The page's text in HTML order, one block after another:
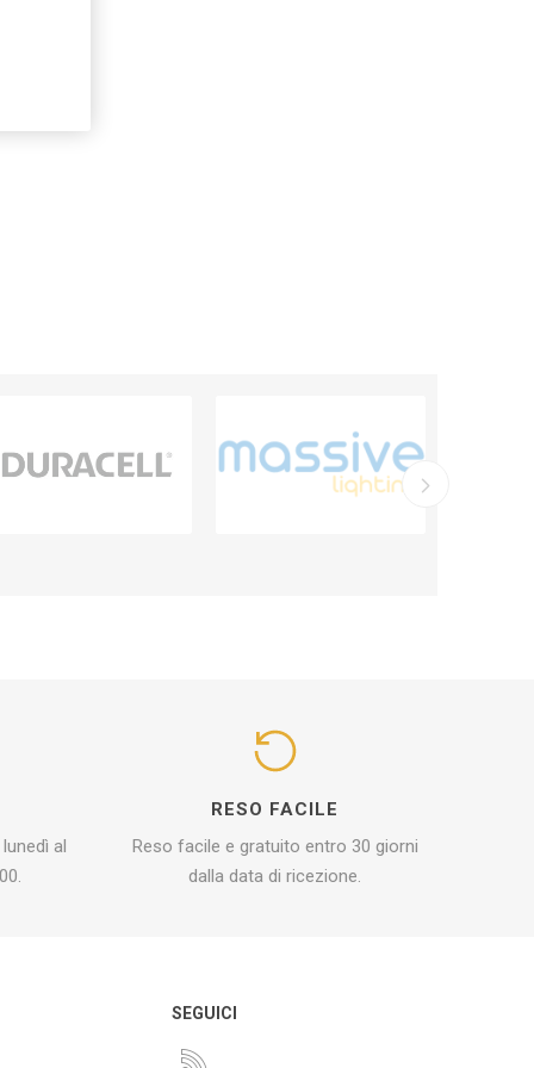
al
RESO FACILE
Reso facile e gratuito entro 30 giorni
dalla data di ricezione.
SEGUICI